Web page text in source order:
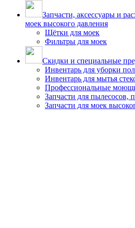
Запчасти, аксессуары и
моек высокого давления
Щётки для моек
Фильтры для моек
Скидки и специальные
Инвентарь для уборки
Инвентарь для мытья
Профессиональные
Запчасти для пылесосов,
Запчасти для моек